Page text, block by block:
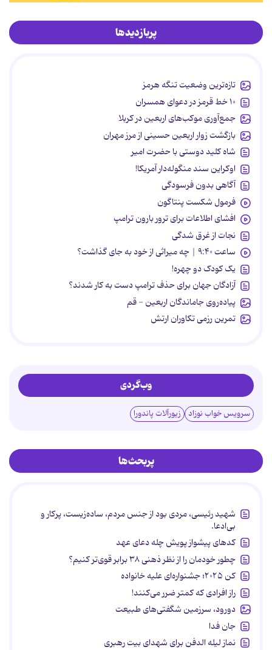
پربازدیدها
تازه‌ترین وضعیت تنگه هرمز
۱۰ خط قرمز در دعوای همسران
جمع‌آوری موکب‌های اربعین در کربلا
بازگشت زوار اربعین حسینی از مرز مهران
شاه کلید دوستی با حضرت امیر
اوکراین سند منگوله‌دار آمریکا!
آگاهی بدون فرسودگی
فرمول شکست پنتاگون
افشای اطلاعات برای ترور بارون ترامپ
نجات از غرق شدگی
ساعت ۹:۴۰ | چه میراثی از خود به جای گذاشت؟
یک کودک دو چهره!
آزادگان جهان برای حذف ترامپ دست به کار شدند؟
پیاده‌روی جاماندگان اربعین - قم
تمرین رزمی تکاوران ارتش
وب‌گردی
سرویس خواب نوزاد زیورآلات پاندورا
پربحث‌ها
شهید رئیسی، مردی بود از جنس مردم، ساده‌زیست، پرکار و
بی‌ادعا.
کدهای پیشواز پویش چله دعای عهد
چطور خودمان را از نظر ذهنی ۳۸ برابر قوی‌تر کنیم؟
کن ۲۰۲۵؛ جشنواره‌ای علیه خانواده
راز افرادی که کمتر ضرر می‌کنند!
دورود، سرزمین شگفتی‌های طبیعت
جان فدا
نماز لیله الدفن برای شهدای بیت رهبری